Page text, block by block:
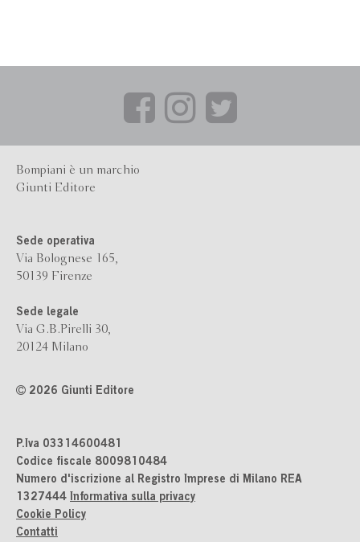
Bompiani è un marchio
Giunti Editore
Sede operativa
Via Bolognese 165,
50139 Firenze
Sede legale
Via G.B.Pirelli 30,
20124 Milano
2026 Giunti Editore
P.Iva 03314600481
Codice fiscale 8009810484
Numero d'iscrizione al Registro Imprese di Milano REA
1327444 Informativa sulla privacy
Cookie Policy
Contatti